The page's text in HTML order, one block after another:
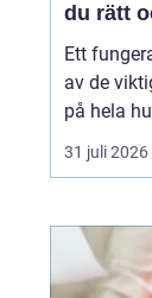
du rätt
tak som
Ett
av de
på hela
börjar bli
det både
värdet på
blir valet
31 juli 2026